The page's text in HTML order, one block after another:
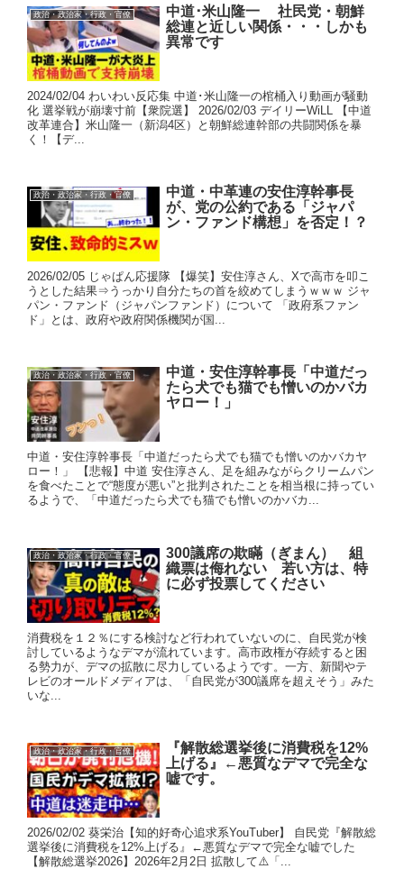
政治・政治家・行政・官僚
中道･米山隆一 社民党・朝鮮
総連と近しい関係・・・しかも
異常です
2024/02/04 わいわい反応集 中道･米山隆一の棺桶入り動画が騒動
化 選挙戦が崩壊寸前【衆院選】 2026/02/03 デイリーWiLL 【中道
改革連合】米山隆一（新潟4区）と朝鮮総連幹部の共闘関係を暴
く！【デ...
政治・政治家・行政・官僚
中道・中革連の安住淳幹事長
が、党の公約である「ジャパ
ン・ファンド構想」を否定！？
2026/02/05 じゃぱん応援隊 【爆笑】安住淳さん、Xで高市を叩こ
うとした結果⇒うっかり自分たちの首を絞めてしまうｗｗｗ ジャ
パン・ファンド（ジャパンファンド）について 「政府系ファン
ド」とは、政府や政府関係機関が国...
政治・政治家・行政・官僚
中道・安住淳幹事長「中道だっ
たら犬でも猫でも憎いのかバカ
ヤロー！」
中道・安住淳幹事長「中道だったら犬でも猫でも憎いのかバカヤ
ロー！」 【悲報】中道 安住淳さん、足を組みながらクリームパン
を食べたことで“態度が悪い”と批判されたことを相当根に持ってい
るようで、「中道だったら犬でも猫でも憎いのかバカ...
政治・政治家・行政・官僚
300議席の欺瞞（ぎまん） 組
織票は侮れない 若い方は、特
に必ず投票してください
消費税を１２％にする検討など行われていないのに、自民党が検
討しているようなデマが流れています。高市政権が存続すると困
る勢力が、デマの拡散に尽力しているようです。一方、新聞やテ
レビのオールドメディアは、「自民党が300議席を超えそう」みた
いな...
政治・政治家・行政・官僚
『解散総選挙後に消費税を12%
上げる』←悪質なデマで完全な
嘘です。
2026/02/02 葵栄治【知的好奇心追求系YouTuber】 自民党『解散総
選挙後に消費税を12%上げる』←悪質なデマで完全な嘘でした
【解散総選挙2026】2026年2月2日 拡散して⚠️「...